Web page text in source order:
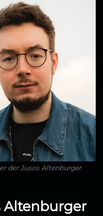
der Jusos Altenburger
Altenburger